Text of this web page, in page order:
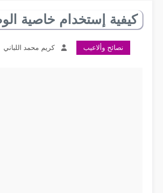
كيفية إستخدام خاصية
نصائح وألاعيب كريم محمد اللباني